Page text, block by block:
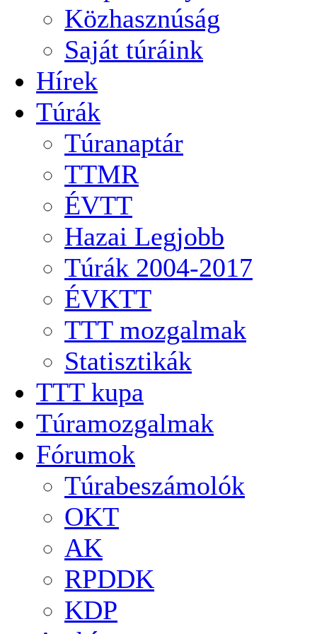
Közhasznúság
Saját túráink
Hírek
Túrák
Túranaptár
TTMR
ÉVTT
Hazai Legjobb
Túrák 2004-2017
ÉVKTT
TTT mozgalmak
Statisztikák
TTT kupa
Túramozgalmak
Fórumok
Túrabeszámolók
OKT
AK
RPDDK
KDP